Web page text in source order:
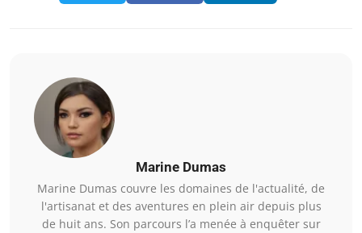
Marine Dumas
Marine Dumas couvre les domaines de l'actualité, de
l'artisanat et des aventures en plein air depuis plus
de huit ans. Son parcours l’a menée à enquêter sur